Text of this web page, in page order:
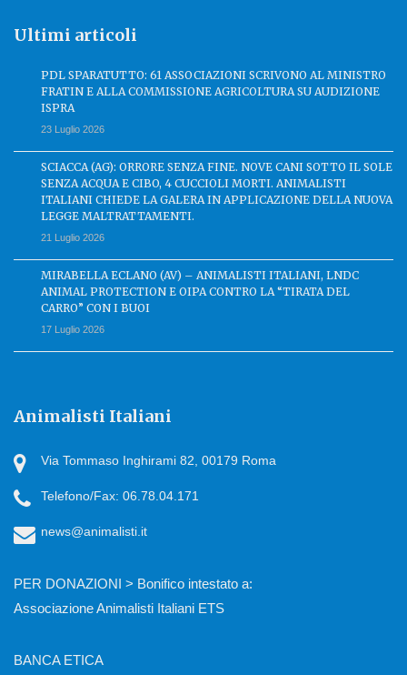
Ultimi articoli
PDL SPARATUTTO: 61 ASSOCIAZIONI SCRIVONO AL MINISTRO
FRATIN E ALLA COMMISSIONE AGRICOLTURA SU AUDIZIONE
ISPRA
23 Luglio 2026
SCIACCA (AG): ORRORE SENZA FINE. NOVE CANI SOTTO IL SOLE
SENZA ACQUA E CIBO, 4 CUCCIOLI MORTI. ANIMALISTI
ITALIANI CHIEDE LA GALERA IN APPLICAZIONE DELLA NUOVA
LEGGE MALTRATTAMENTI.
21 Luglio 2026
MIRABELLA ECLANO (AV) – ANIMALISTI ITALIANI, LNDC
ANIMAL PROTECTION E OIPA CONTRO LA “TIRATA DEL
CARRO” CON I BUOI
17 Luglio 2026
Animalisti Italiani
Via Tommaso Inghirami 82, 00179 Roma
Telefono/Fax: 06.78.04.171
news@animalisti.it
PER DONAZIONI > Bonifico intestato a:
Associazione Animalisti Italiani ETS
BANCA ETICA